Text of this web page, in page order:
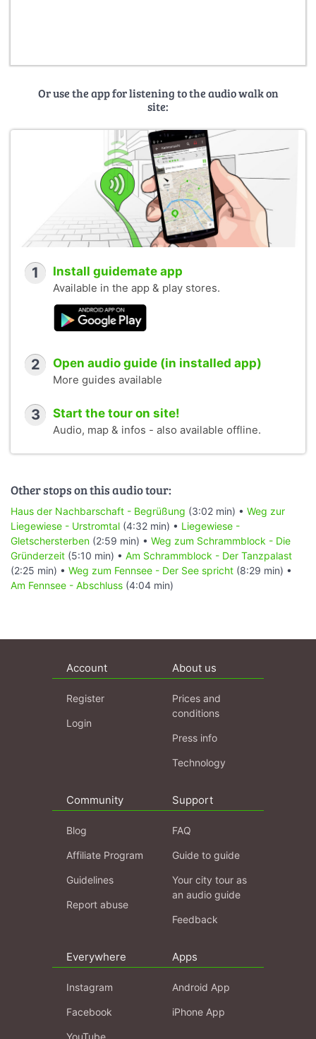
Or use the app for listening to the audio walk on
site:
1 Install guidemate app
Available in the app & play stores.
2 Open audio guide (in installed app)
More guides available
3 Start the tour on site!
Audio, map & infos - also available offline.
Other stops on this audio tour:
Haus der Nachbarschaft - Begrüßung (3:02 min) • Weg zur
Liegewiese - Urstromtal (4:32 min) • Liegewiese -
Gletschersterben (2:59 min) • Weg zum Schrammblock - Die
Gründerzeit (5:10 min) • Am Schrammblock - Der Tanzpalast
(2:25 min) • Weg zum Fennsee - Der See spricht (8:29 min) •
Am Fennsee - Abschluss (4:04 min)
Account
Register
Login
About us
Prices and
conditions
Press info
Technology
Community
Blog
Affiliate Program
Guidelines
Report abuse
Support
FAQ
Guide to guide
Your city tour as
an audio guide
Feedback
Everywhere
Instagram
Facebook
YouTube
Apps
Android App
iPhone App